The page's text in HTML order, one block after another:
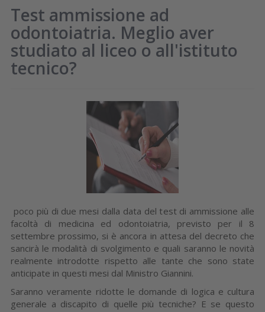
Test ammissione ad
odontoiatria. Meglio aver
studiato al liceo o all'istituto
tecnico?
poco più di due mesi dalla data del test di ammissione alle
facoltà di medicina ed odontoiatria, previsto per il 8
settembre prossimo, si è ancora in attesa del decreto che
sancirà le modalità di svolgimento e quali saranno le novità
realmente introdotte rispetto alle tante che sono state
anticipate in questi mesi dal Ministro Giannini.
Saranno veramente ridotte le domande di logica e cultura
generale a discapito di quelle più tecniche? E se questo